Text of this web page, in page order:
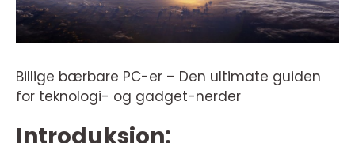
Billige bærbare PC-er – Den ultimate guiden
for teknologi- og gadget-nerder
Introduksjon: